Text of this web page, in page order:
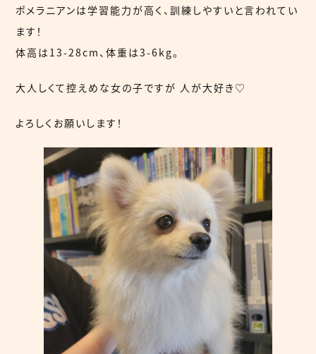
ポメラニアンは学習能力が高く、訓練しやすいと言われてい
ます！
体高は13-28cm、体重は3-6kg。
大人しくて控えめな女の子ですが 人が大好き♡
よろしくお願いします！